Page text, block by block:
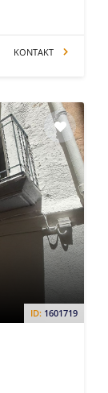
KONTAKT
ID: 1601719